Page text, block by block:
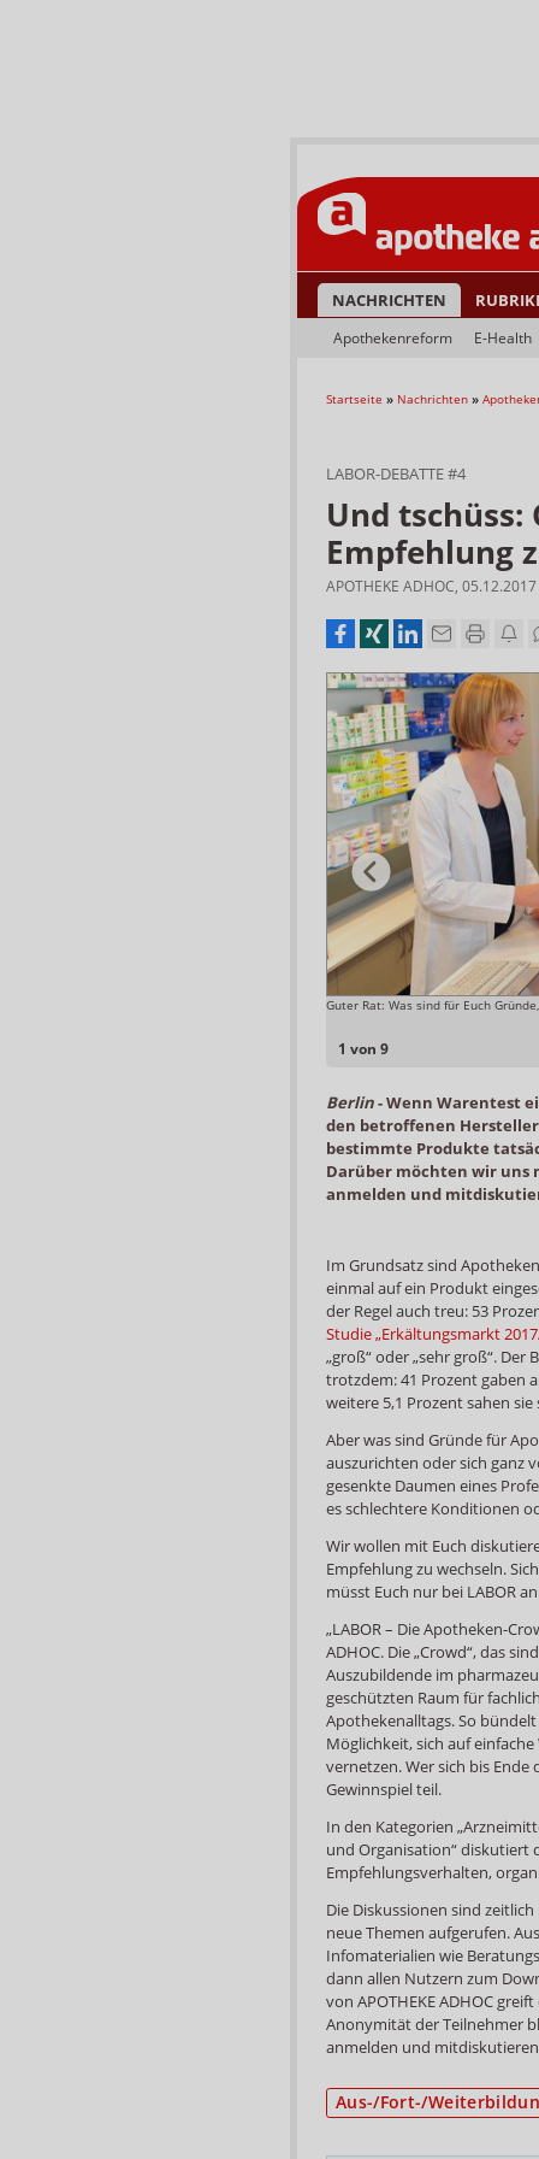
NACHRICHTEN
Apothekenreform E-Health
Startseite » Nachrichten »
LABOR-DEBATTE #4
Und tschüss:
Empfehlung
APOTHEKE ADHOC,
1 von 9
Guter Rat: Was sind für Euch
Berlin-Wenn Warentest
den betroffenen
bestimmte Produkte
Darüber möchten wir uns
anmelden und
Im Grundsatz sind
einmal auf ein Produkt
der Regel auch treu: 53
Studie „Erkältungsmarkt
„groß“ oder „sehr groß“.
trotzdem: 41 Prozent gaben
weitere 5,1 Prozent sahen sie
Aber was sind Gründe für
auszurichten oder sich ganz
gesenkte Daumen eines
es schlechtere Konditionen
Wir wollen mit Euch
Empfehlung zu wechseln.
müsst Euch nur bei LABOR
„LABOR – Die Apotheken-
ADHOC. Die „Crowd“, das
Auszubildende im
geschützten Raum für
Apothekenalltags. So
Möglichkeit, sich auf
vernetzen. Wer sich bis
Gewinnspiel teil.
In den Kategorien
und Organisation“ diskutiert
Empfehlungsverhalten,
Die Diskussionen sind
neue Themen aufgerufen.
Infomaterialien wie
dann allen Nutzern zum
von APOTHEKE ADHOC
Anonymität der Teilnehmer
anmelden und
Aus-/Fort-/